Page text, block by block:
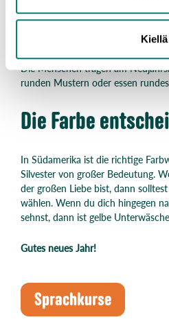
Kiellä
sehr beliebt, da man glaubt, dass
bringen – naturgemäß, weil sie die
Die Menschen tragen am
runden Mustern oder essen
Die Farbe
In Südamerika ist die richtige
Silvester von großer Bedeutung.
der großen Liebe bist, dann
wählen. Wenn du dich hingegen
sehnst, dann ist gelbe
Gutes neues Jahr!
Sprachkurse